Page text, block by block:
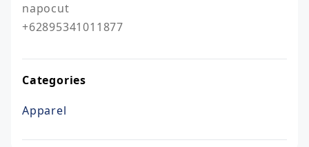
napocut
+62895341011877
Categories
Apparel